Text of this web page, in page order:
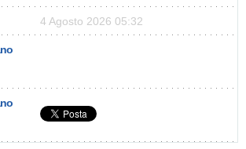
4 Agosto 2026 05:32